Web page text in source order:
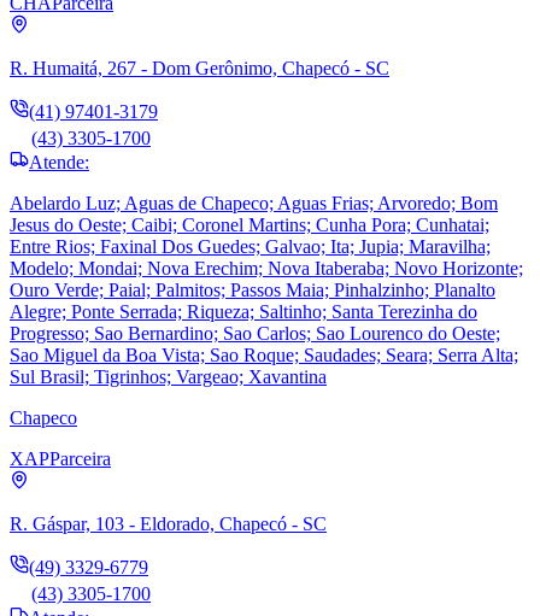
R. Humaitá, 267 - Dom Gerônimo, Chapecó - SC
(41) 97401-3179
(43) 3305-1700
Atende:
Abelardo Luz; Aguas de Chapeco; Aguas Frias; Arvoredo; Bom
Jesus do Oeste; Caibi; Coronel Martins; Cunha Pora; Cunhatai;
Entre Rios; Faxinal Dos Guedes; Galvao; Ita; Jupia; Maravilha;
Modelo; Mondai; Nova Erechim; Nova Itaberaba; Novo Horizonte;
Ouro Verde; Paial; Palmitos; Passos Maia; Pinhalzinho; Planalto
Alegre; Ponte Serrada; Riqueza; Saltinho; Santa Terezinha do
Progresso; Sao Bernardino; Sao Carlos; Sao Lourenco do Oeste;
Sao Miguel da Boa Vista; Sao Roque; Saudades; Seara; Serra Alta;
Sul Brasil; Tigrinhos; Vargeao; Xavantina
Chapeco
XAPParceira
R. Gáspar, 103 - Eldorado, Chapecó - SC
(49) 3329-6779
(43) 3305-1700